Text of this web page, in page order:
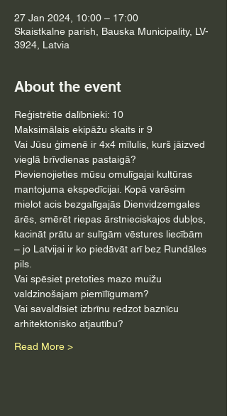
27 Jan 2024, 10:00 – 17:00
Skaistkalne parish, Bauska Municipality, LV-
3924, Latvia
About the event
Reģistrētie dalībnieki: 10
Maksimālais ekipāžu skaits ir 9
Vai Jūsu ģimenē ir 4x4 mīlulis, kurš jāizved
vieglā brīvdienas pastaigā?
Pievienojieties mūsu omulīgajai kultūras
mantojuma ekspedīcijai. Kopā varēsim
mielot acis bezgalīgajās Dienvidzemgales
ārēs, smērēt riepas ārstnieciskajos dubļos,
kacināt prātu ar sulīgām vēstures liecībām
– jo Latvijai ir ko piedāvāt arī bez Rundāles
pils.
Vai spēsiet pretoties mazo muižu
valdzinošajam piemīlīgumam?
Vai savaldīsiet izbrīnu redzot baznīcu
arhitektonisko atjautību?
Read More >